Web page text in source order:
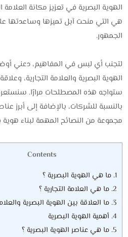
الهوية البصرية في تعزيز مكانة العلامة
هي التي منحت آبل تميزها وساعدتها
الجمهور.
لتجنب أي لبس في المفاهيم، دعني
الهوية البصرية والعلامة التجارية،
ستواجه هذه المصطلحات مرارًا.
بالنسبة للشركات، بالإضافة إلى أبرز
مجموعة من النصائح المهمة لبناء هوية
Contents
1. ما هي الهوية البصرية ؟
2. ما هي العلامة التجارية ؟
3. ما العلاقة بين الهوية البصرية
4. أهمية الهوية البصرية
5. ما هي عناصر الهوية البصرية ؟